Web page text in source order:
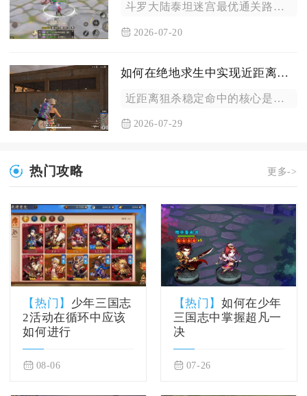
斗罗大陆泰坦迷宫最优通关路线为起点出发优先探索地图右下片区，...
2026-07-20
如何在绝地求生中实现近距离打狙精准射击
近距离狙杀稳定命中的核心是预瞄打底、低倍镜搭配、身法与屏息同...
2026-07-29
热门攻略 更多->
【热门】 少年三国志
2活动在循环中应该
如何进行
08-06
【热门】如何在少年
三国志中掌握超凡一
决
07-26